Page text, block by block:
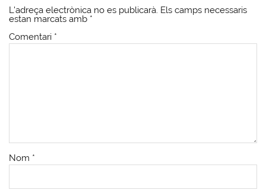
L'adreça electrònica no es publicarà. Els camps necessaris
estan marcats amb *
Comentari *
Nom *